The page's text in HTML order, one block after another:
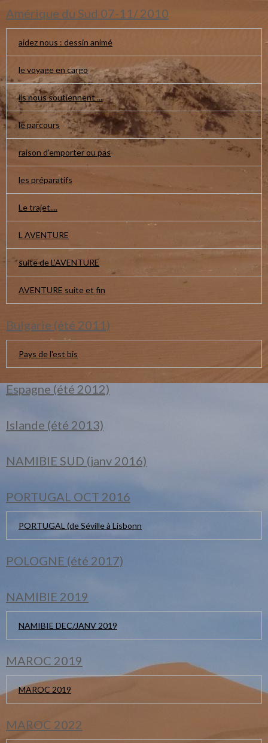
Amérique du Sud 07-11/ 2010
aidez nous : dessin animé
le voyage en cargo
ils nous soutiennent ...
le parcours
raison d'emporter ou pas
les préparatifs
Le trajet....
L AVENTURE
suite de L'AVENTURE
AVENTURE suite et fin
Bulgarie (été 2011)
Pays de l'est bis
Espagne (été 2012)
Islande (été 2013)
NAMIBIE SUD (janv 2016)
PORTUGAL OCT 2016
PORTUGAL (de Séville à Lisbonn
POLOGNE (été 2017)
NAMIBIE 2019
NAMIBIE DEC/JANV 2019
MAROC 2019
MAROC 2019
MAROC 2022